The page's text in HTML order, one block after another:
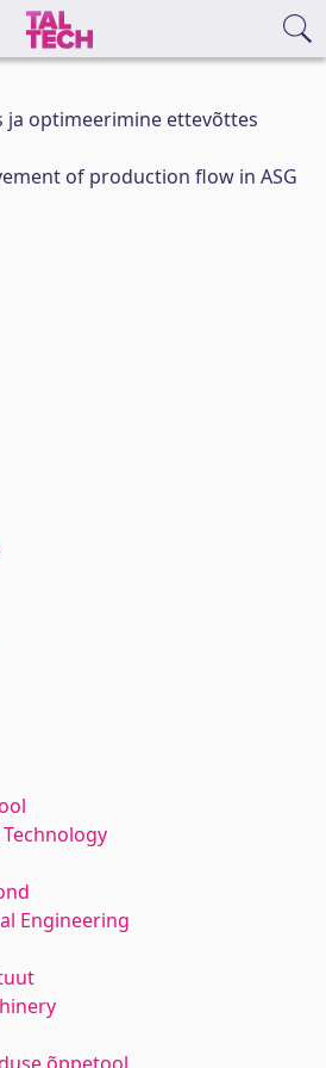
ja optimeerimine ettevõttes
of production flow in ASG
Engineering